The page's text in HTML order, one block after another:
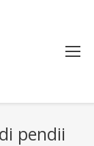
pendii